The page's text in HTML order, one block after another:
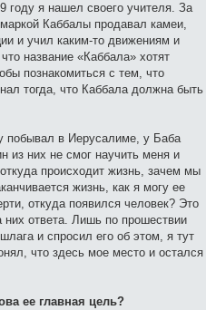
году я нашел своего учителя. За
Каббалы продавал камеи,
и учил каким-то движениям и
название «Каббала» хотят
познакомиться с тем, что
тогда, что Каббала должна быть
побывал в Иерусалиме, у Баба
из них не смог научить меня и
происходит жизнь, зачем мы
жизнь, как я могу ее
откуда появился человек? Это
них ответа. Лишь по прошествии
и спросил его об этом, я тут
что здесь мое место и остался
ее главная цель?